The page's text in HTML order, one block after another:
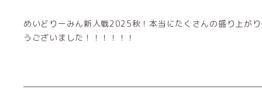
めいどりーみん新人戦2025秋！本当にたくさんの盛り上が
うございました！！！！！！